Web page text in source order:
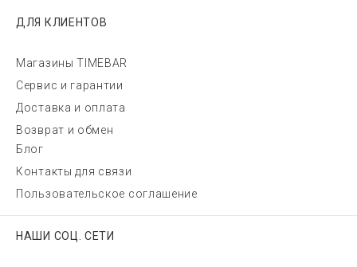
ДЛЯ КЛИЕНТОВ
Магазины TIMEBAR
Сервис и гарантии
Доставка и оплата
Возврат и обмен
Блог
Контакты для связи
Пользовательское соглашение
НАШИ СОЦ. СЕТИ